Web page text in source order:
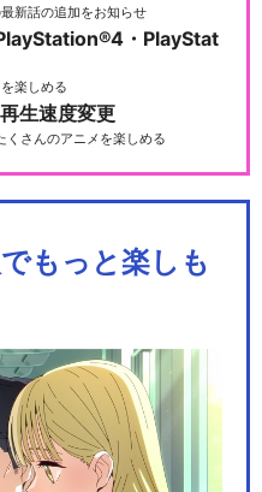
☆戯☆王SEVENS ゴーハ
☆戯☆王SEVENS デュエ
の王編
新話の追加をお知らせ
・PlayStat
楽しめる
生速度変更
くさんのアニメを楽しめる
もっと楽しも